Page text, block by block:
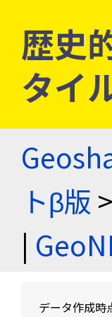
歴史
タイ
トβ版
|
データ作成時